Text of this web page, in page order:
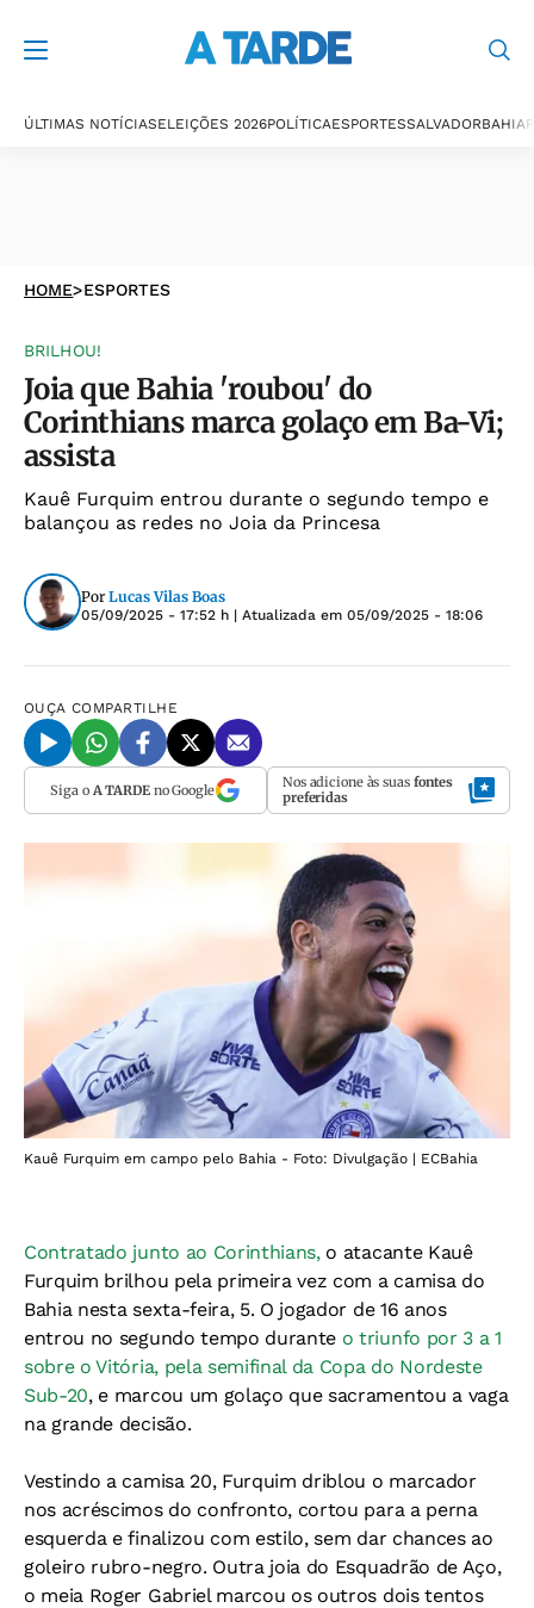
ÚLTIMAS NOTÍCIASELEIÇÕES 2026POLÍTICAESPORTESSALVADORBAHIA
HOME>ESPORTES
BRILHOU!
Joia que Bahia 'roubou' do
Corinthians marca golaço em Ba-Vi;
assista
Kauê Furquim entrou durante o segundo tempo e
balançou as redes no Joia da Princesa
Por Lucas Vilas Boas
05/09/2025 - 17:52 h | Atualizada em 05/09/2025 - 18:06
OUÇA COMPARTILHE
Siga o A TARDEno Google Nos adicione às suas fontes
preferidas
Kauê Furquim em campo pelo Bahia - Foto: Divulgação | ECBahia
Contratado junto ao Corinthians, o atacante Kauê
Furquim brilhou pela primeira vez com a camisa do
Bahia nesta sexta-feira, 5. O jogador de 16 anos
entrou no segundo tempo durante o triunfo por 3 a 1
sobre o Vitória, pela semifinal da Copa do Nordeste
Sub-20, e marcou um golaço que sacramentou a vaga
na grande decisão.
Vestindo a camisa 20, Furquim driblou o marcador
nos acréscimos do confronto, cortou para a perna
esquerda e finalizou com estilo, sem dar chances ao
goleiro rubro-negro. Outra joia do Esquadrão de Aço,
o meia Roger Gabriel marcou os outros dois tentos